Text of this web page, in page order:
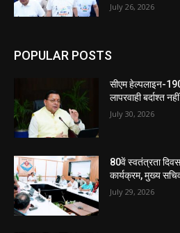
July 26, 2026
POPULAR POSTS
सीएम हेल्पलाइन-
लापरवाही बर्दाश्त
July 30, 2026
80वें स्वतंत्रता
कार्यक्रम, मुख्य
July 29, 2026